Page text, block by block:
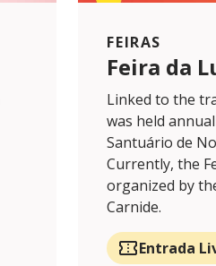
FEIRAS
Feira da
Linked to the
was held
Santuário de
Currently, the
organized by
Carnide.
Entrada